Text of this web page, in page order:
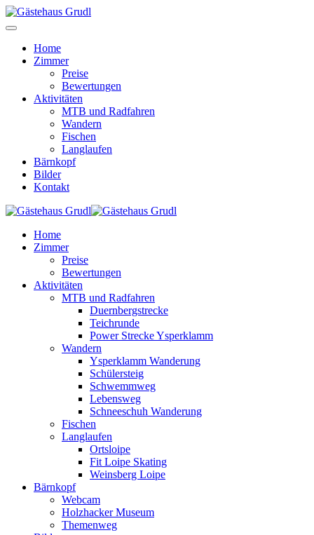
Home
Zimmer
Preise
Bewertungen
Aktivitäten
MTB und Radfahren
Wandern
Fischen
Langlaufen
Bärnkopf
Bilder
Kontakt
Home
Zimmer
Preise
Bewertungen
Aktivitäten
MTB und Radfahren
Duernbergstrecke
Teichrunde
Power Strecke Ysperklamm
Wandern
Ysperklamm Wanderung
Schülersteig
Schwemmweg
Lebensweg
Schneeschuh Wanderung
Fischen
Langlaufen
Ortsloipe
Fit Loipe Skating
Weinsberg Loipe
Bärnkopf
Webcam
Holzhacker Museum
Themenweg